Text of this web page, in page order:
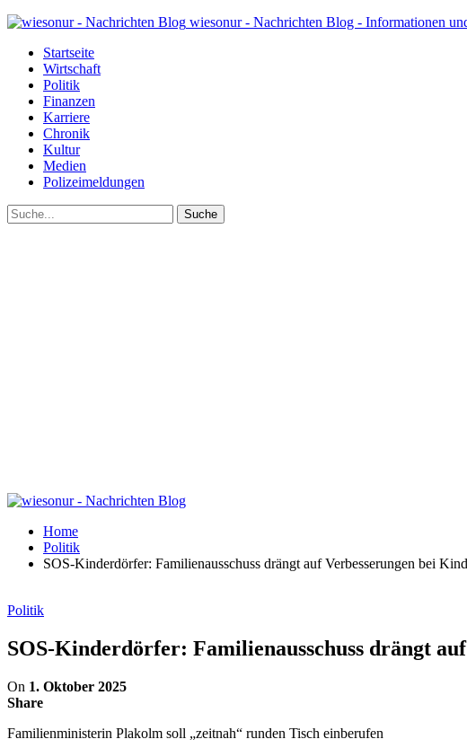
wiesonur - Nachrichten Blog - Informationen
Startseite
Wirtschaft
Politik
Finanzen
Karriere
Chronik
Kultur
Medien
Polizeimeldungen
Home
Politik
SOS-Kinderdörfer: Familienausschuss drängt auf Verbesserungen bei
Politik
SOS-Kinderdörfer: Familienausschuss drängt
On 1. Oktober 2025
Share
Familienministerin Plakolm soll „zeitnah“ runden Tisch einberufen